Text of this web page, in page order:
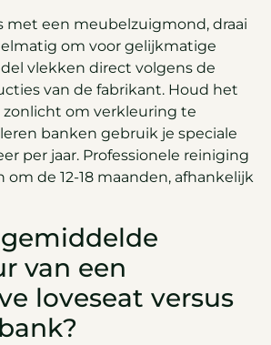
met een meubelzuigmond, draai
om voor gelijkmatige
vlekken direct volgens de
van de fabrikant. Houd het
om verkleuring te
banken gebruik je speciale
per jaar. Professionele reiniging
de 12-18 maanden, afhankelijk
van een
loveseat versus